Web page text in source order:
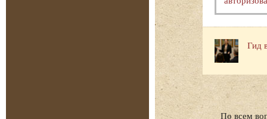
Гид
По всем